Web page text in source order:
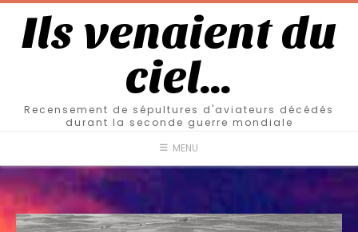
Ils venaient du
ciel…
Recensement de sépultures d'aviateurs décédés
durant la seconde guerre mondiale
MENU